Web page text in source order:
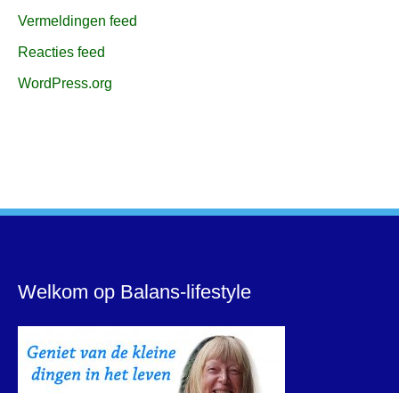
Vermeldingen feed
Reacties feed
WordPress.org
Welkom op Balans-lifestyle